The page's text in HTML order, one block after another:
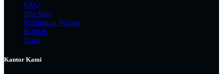
FAQ
Site Map
Kebijakan Privasi
Kontak
Karir
Kantor Kami